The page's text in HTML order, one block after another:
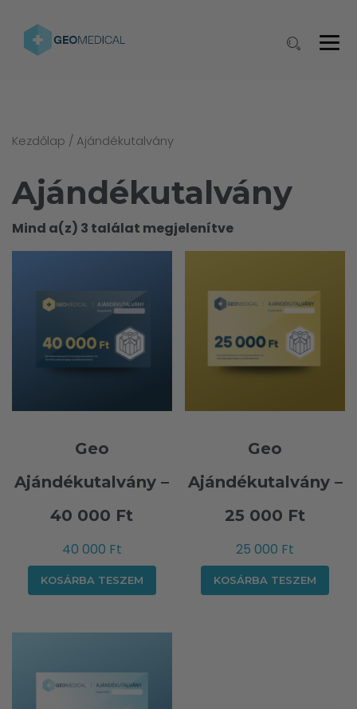
Kezdőlap / Ajándékutalvány
Ajándékutalvány
Mind a(z) 3 találat megjelenítve
Geo
Ajándékutalvány –
40 000 Ft
40 000 Ft
KOSÁRBA TESZEM
Geo
Ajándékutalvány –
25 000 Ft
25 000 Ft
KOSÁRBA TESZEM